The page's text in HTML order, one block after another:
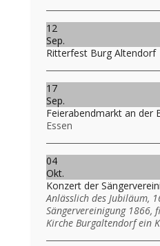
12
Sep.
Ritterfest Burg Altendorf
17
Sep.
Feierabendmarkt an der
Essen
04
Okt.
Konzert der
Anlässlich des Jubiläum,
Sängervereinigung 1866,
Kirche Burgaltendorf ein